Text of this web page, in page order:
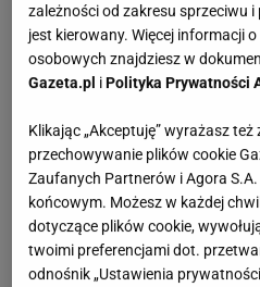
zależności od zakresu sprzeciwu
jest kierowany. Więcej informacji
osobowych znajdziesz w
Gazeta.pl iPolityka Prywatności
Klikając „Akceptuję” wyrażasz
przechowywanie plików cookie
Zaufanych Partnerów i Agora
końcowym. Możesz w każdej
dotyczące plików cookie,
twoimi preferencjami dot.
odnośnik „Ustawienia